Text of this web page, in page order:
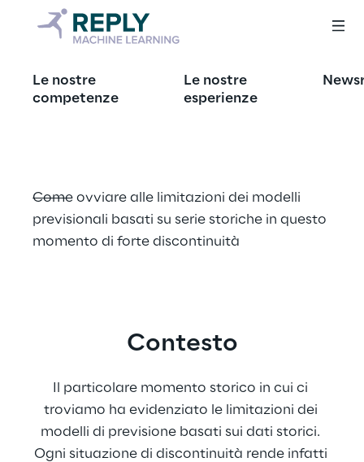
Le nostre
competenze
Le nostre
esperienze
Il forecasting ai
tempi del Covid-19
Come ovviare alle limitazioni dei modelli
previsionali basati su serie storiche in questo
momento di forte discontinuità
Contesto
Il particolare momento storico in cui ci
troviamo ha evidenziato le limitazioni dei
modelli di previsione basati sui dati storici.
Ogni situazione di discontinuità rende infatti